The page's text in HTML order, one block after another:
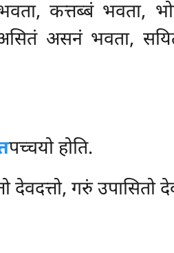
कत्तब्बं भवता,
असनं भवता,
पच्चयो होति.
देवदत्तो, गरुं उपासितो